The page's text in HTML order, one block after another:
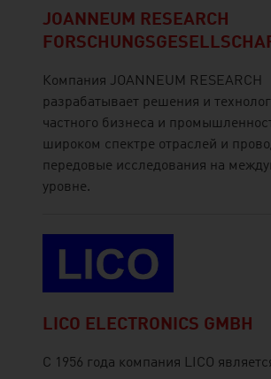
JOANNEUM RESEARCH
Компания JOANNEUM RESEARCH
разрабатывает решения и
частного бизнеса и
широком спектре отраслей и
передовые исследования на
уровне.
LICO ELECTRONICS GMBH
С 1956 года компания LICO